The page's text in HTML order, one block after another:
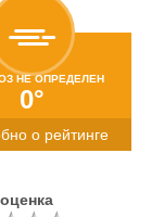
НЕ ОПРЕДЕЛЕН
0°
о рейтинге